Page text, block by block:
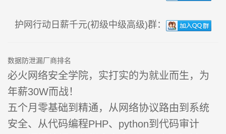
护网行动日薪千元(初级中级高级)群：
数据防泄漏厂商排名
必火网络安全学院，实打实的为就业而生，为
年薪30W而战！
五个月零基础到精通，从网络协议路由到系统
安全、从代码编程PHP、python到代码审计